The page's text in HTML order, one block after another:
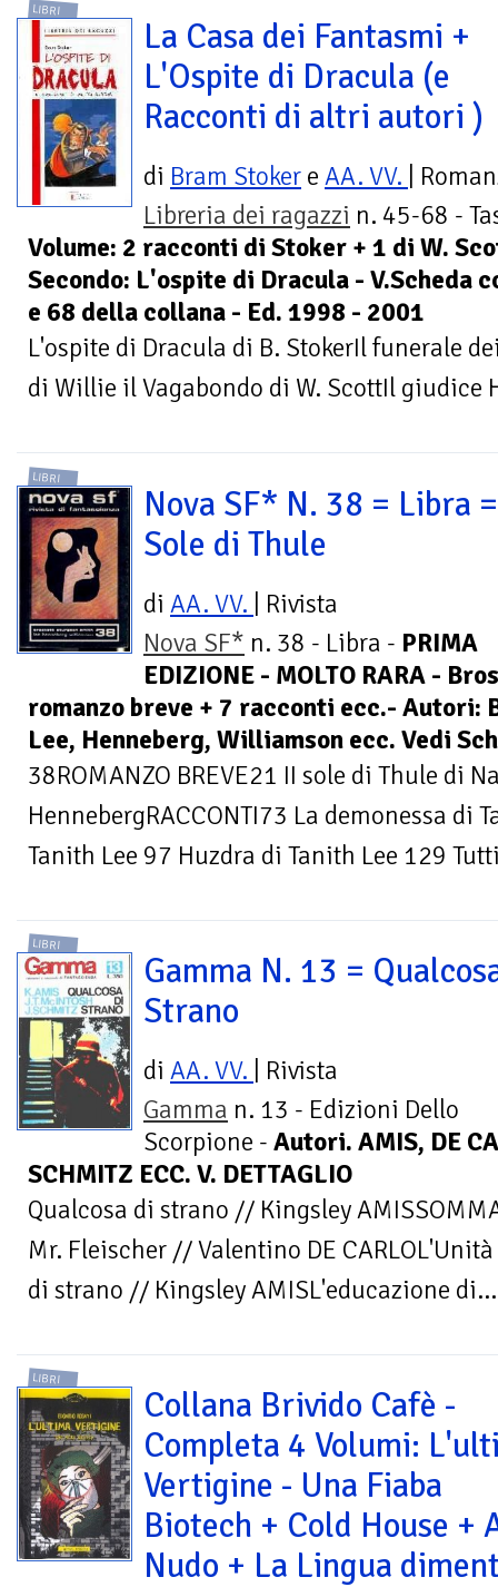
LIBRI
La Casa dei Fantasmi +
L'Ospite di Dracula (e
Racconti di altri autori )
di Bram Stoker e AA. VV.
|
Libreria dei ragazzi n. 45-68 -
Volume: 2 racconti di Stoker + 1 di W.
Secondo: L'ospite di Dracula - V.Scheda
e 68 della collana - Ed. 1998 - 2001
L'ospite di Dracula di B. StokerIl funerale
di Willie il Vagabondo di W. ScottIl giudice
LIBRI
Nova SF* N. 38 = Libra
Sole di Thule
di AA. VV.
| Rivista
Nova SF* n. 38 - Libra - PRIMA
EDIZIONE - MOLTO RARA -
romanzo breve + 7 racconti ecc.- Autori:
Lee, Henneberg, Williamson ecc. Vedi
38ROMANZO BREVE21 II sole di Thule di
HennebergRACCONTI73 La demonessa di
Tanith Lee 97 Huzdra di Tanith Lee 129
LIBRI
Gamma N. 13 =
Strano
di AA. VV.
| Rivista
Gamma n. 13 - Edizioni Dello
Scorpione - Autori. AMIS, DE
SCHMITZ ECC. V. DETTAGLIO
Qualcosa di strano // Kingsley
Mr. Fleischer // Valentino DE
di strano // Kingsley AMISL'educazione di...
LIBRI
Collana Brivido Cafè -
Completa 4 Volumi:
Vertigine - Una Fiaba
Biotech + Cold House +
Nudo + La Lingua